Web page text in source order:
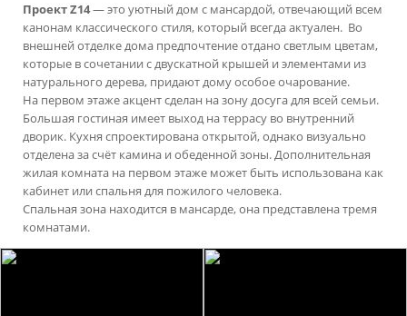
Проект Z14— это уютный дом с мансардой, отвечающий всем
канонам классического стиля, который всегда актуален. Во
внешней отделке дома предпочтение отдано светлым цветам,
которые в сочетании с двускатной крышей и элементами из
натурального дерева, придают дому особое очарование.
На первом этаже акцент сделан на зону досуга для всей семьи.
Большая гостиная имеет выход на террасу во внутренний
дворик. Кухня спроектирована открытой, однако визуально
отделена за счёт камина и обеденной зоны. Дополнительная
жилая комната на первом этаже может быть использована как
кабинет или спальня для пожилого человека.
Спальная зона находится в мансарде, она представлена тремя
комнатами.